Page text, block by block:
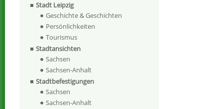
Stadt Leipzig
Geschichte & Geschichten
Persönlichkeiten
Tourismus
Stadtansichten
Sachsen
Sachsen-Anhalt
Stadtbefestigungen
Sachsen
Sachsen-Anhalt